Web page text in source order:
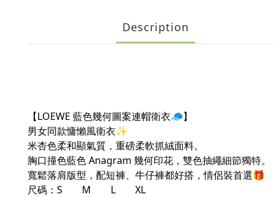
Description
【LOEWE 藍色幾何圖案連帽衛衣🧢】
男女同款慵懶風衛衣✨
米杏色柔和顯氣質，重磅柔軟抓絨面料。
胸口撞色藍色 Anagram 幾何印花，雙色抽繩細節獨特。
寬鬆落肩版型，配短褲、牛仔褲都好搭，情侶裝首選🎁
尺碼：S M L XL